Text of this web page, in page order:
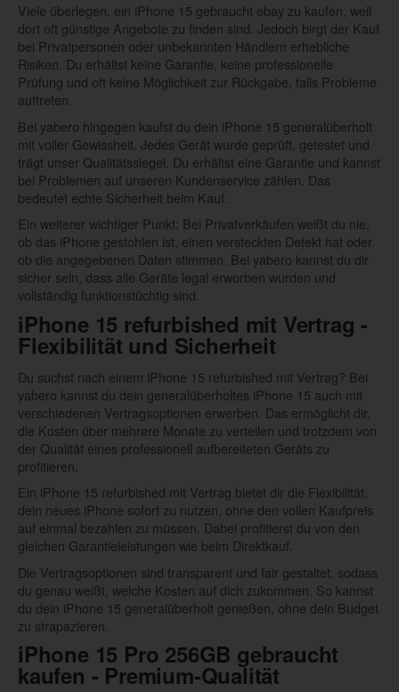
Viele überlegen, ein iPhone 15 gebraucht ebay zu kaufen, weil
dort oft günstige Angebote zu finden sind. Jedoch birgt der Kauf
bei Privatpersonen oder unbekannten Händlern erhebliche
Risiken. Du erhältst keine Garantie, keine professionelle
Prüfung und oft keine Möglichkeit zur Rückgabe, falls Probleme
auftreten.
Bei yabero hingegen kaufst du dein iPhone 15 generalüberholt
mit voller Gewissheit. Jedes Gerät wurde geprüft, getestet und
trägt unser Qualitätssiegel. Du erhältst eine Garantie und kannst
bei Problemen auf unseren Kundenservice zählen. Das
bedeutet echte Sicherheit beim Kauf.
Ein weiterer wichtiger Punkt: Bei Privatverkäufen weißt du nie,
ob das iPhone gestohlen ist, einen versteckten Defekt hat oder
ob die angegebenen Daten stimmen. Bei yabero kannst du dir
sicher sein, dass alle Geräte legal erworben wurden und
vollständig funktionstüchtig sind.
iPhone 15 refurbished mit Vertrag -
Flexibilität und Sicherheit
Du suchst nach einem iPhone 15 refurbished mit Vertrag? Bei
yabero kannst du dein generalüberholtes iPhone 15 auch mit
verschiedenen Vertragsoptionen erwerben. Das ermöglicht dir,
die Kosten über mehrere Monate zu verteilen und trotzdem von
der Qualität eines professionell aufbereiteten Geräts zu
profitieren.
Ein iPhone 15 refurbished mit Vertrag bietet dir die Flexibilität,
dein neues iPhone sofort zu nutzen, ohne den vollen Kaufpreis
auf einmal bezahlen zu müssen. Dabei profitierst du von den
gleichen Garantieleistungen wie beim Direktkauf.
Die Vertragsoptionen sind transparent und fair gestaltet, sodass
du genau weißt, welche Kosten auf dich zukommen. So kannst
du dein iPhone 15 generalüberholt genießen, ohne dein Budget
zu strapazieren.
iPhone 15 Pro 256GB gebraucht
kaufen - Premium-Qualität